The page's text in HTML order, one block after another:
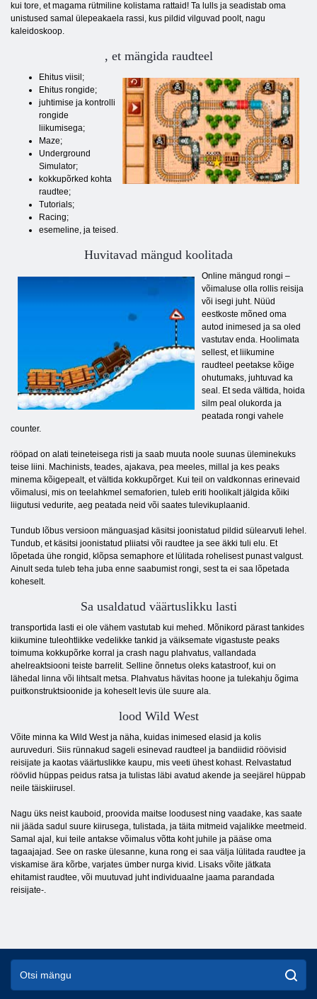
kui tore, et magama rütmiline kolistama rattaid! Ta lulls ja seadistab oma
unistused samal ülepeakaela rassi, kus pildid vilguvad poolt, nagu
kaleidoskoop.
, et mängida raudteel
Ehitus viisil;
Ehitus rongide;
juhtimise ja kontrolli
rongide
liikumisega;
Maze;
Underground
Simulator;
kokkupõrked kohta
raudtee;
Tutorials;
Racing;
esemeline, ja teised.
Huvitavad mängud koolitada
Online mängud rongi –
võimaluse olla rollis reisija
või isegi juht. Nüüd
eestkoste mõned oma
autod inimesed ja sa oled
vastutav enda. Hoolimata
sellest, et liikumine
raudteel peetakse kõige
ohutumaks, juhtuvad ka
seal. Et seda vältida, hoida
silm peal olukorda ja
peatada rongi vahele
counter.
rööpad on alati teineteisega risti ja saab muuta noole suunas üleminekuks
teise liini. Machinists, teades, ajakava, pea meeles, millal ja kes peaks
minema kõigepealt, et vältida kokkupõrget. Kui teil on valdkonnas erinevaid
võimalusi, mis on teelahkmel semaforien, tuleb eriti hoolikalt jälgida kõiki
liigutusi vedurite, aeg peatada neid või saates tulevikuplaanid.
Tundub lõbus versioon mänguasjad käsitsi joonistatud pildid sülearvuti lehel.
Tundub, et käsitsi joonistatud pliiatsi või raudtee ja see äkki tuli elu. Et
lõpetada ühe rongid, klõpsa semaphore et lülitada rohelisest punast valgust.
Ainult seda tuleb teha juba enne saabumist rongi, sest ta ei saa lõpetada
koheselt.
Sa usaldatud väärtuslikku lasti
transportida lasti ei ole vähem vastutab kui mehed. Mõnikord pärast tankides
kiikumine tuleohtlikke vedelikke tankid ja väiksemate vigastuste peaks
toimuma kokkupõrke korral ja crash nagu plahvatus, vallandada
ahelreaktsiooni teiste barrelit. Selline õnnetus oleks katastroof, kui on
lähedal linna või lihtsalt metsa. Plahvatus hävitas hoone ja tulekahju õgima
puitkonstruktsioonide ja koheselt levis üle suure ala.
lood Wild West
Võite minna ka Wild West ja näha, kuidas inimesed elasid ja kolis
auruveduri. Siis rünnakud sageli esinevad raudteel ja bandiidid röövisid
reisijate ja kaotas väärtuslikke kaupu, mis veeti ühest kohast. Relvastatud
röövlid hüppas peidus ratsa ja tulistas läbi avatud akende ja seejärel hüppab
neile täiskiirusel.
Nagu üks neist kauboid, proovida maitse loodusest ning vaadake, kas saate
nii jääda sadul suure kiirusega, tulistada, ja täita mitmeid vajalikke meetmeid.
Samal ajal, kui teile antakse võimalus võtta koht juhile ja pääse oma
tagaajajad. See on raske ülesanne, kuna rong ei saa välja lülitada raudtee ja
viskamise ära kõrbe, varjates ümber nurga kivid. Lisaks võite jätkata
ehitamist raudtee, või muutuvad juht individuaalne jaama parandada
reisijate-.